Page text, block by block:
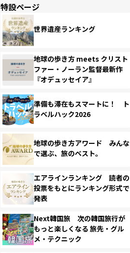
特設ページ
世界遺産ランキング
地球の歩き方 meets クリスト
ファー・ノーラン監督最新作
『オデュッセイア』
準備も滞在もスマートに！ ト
ラベルハック2026
地球の歩き方アワード みんな
で選ぶ、旅のベスト。
エアラインランキング 読者の
投票をもとにランキング形式で
発表
Next韓国旅 次の韓国旅行が
もっと楽しくなる 旅先・グル
メ・テクニック